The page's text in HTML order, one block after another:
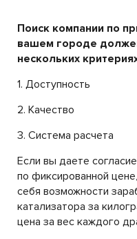
Поиск компании по
вашем городе
нескольких
1. Доступность
2. Качество
3. Система расчета
Если вы даете
по фиксированной
себя возможности
катализатора за
цена за вес каждого